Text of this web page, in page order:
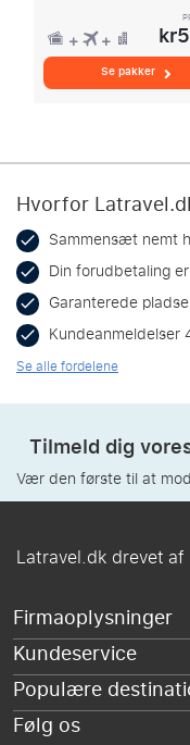
Se pakker
Hvorfor
Sammensæt nemt
Din forudbetaling
Garanterede
Kundeanmeldelser
Se alle fordelene
Tilmeld dig
Vær den første til at
Latravel.dk drevet af
Firmaoplysninger
Kundeservice
Populære
Følg os